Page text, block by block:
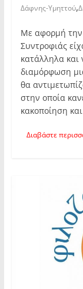
Δάφνης-Υμηττού,
Με αφορμή
Συντροφιάς
κατάλληλα
διαμόρφωση
θα
στην οποία
κακοποίηση
Διαβάστε